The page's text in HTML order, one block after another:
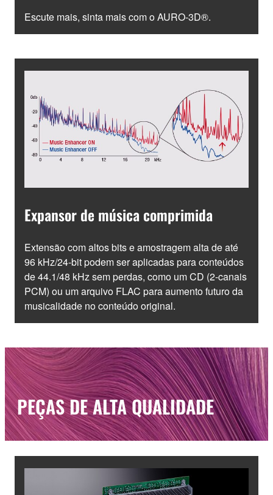
Escute mais, sinta mais com o AURO-3D®.
Expansor de música comprimida
Extensão com altos bits e amostragem alta de até
96 kHz/24-bit podem ser aplicadas para conteúdos
de 44.1/48 kHz sem perdas, como um CD (2-canais
PCM) ou um arquivo FLAC para aumento futuro da
musicalidade no conteúdo original.
PEÇAS DE ALTA QUALIDADE